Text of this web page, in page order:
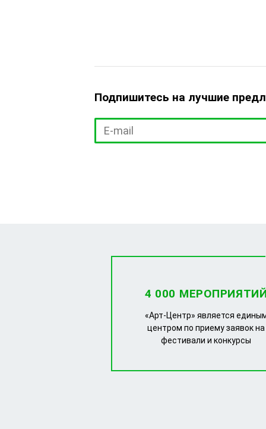
Подпишитесь на лучшие
4 000
«Арт-Центр» является
центром по приему заявок на
фестивали и конкурсы